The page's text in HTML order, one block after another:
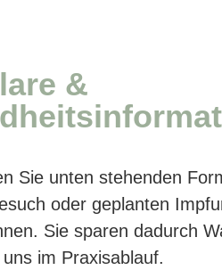
&
Sie unten stehenden
oder geplanten
Sie sparen dadurch
im Praxisablauf.